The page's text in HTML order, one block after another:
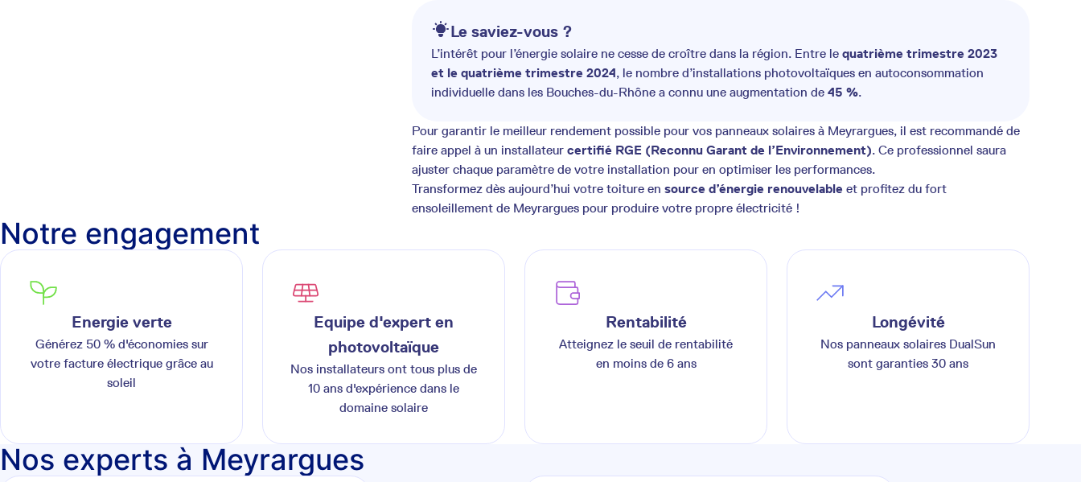
Le saviez-vous ?
L’intérêt pour l’énergie solaire ne cesse de croître dans la région. Entre le quatrième trimestre 2023
et le quatrième trimestre 2024, le nombre d’installations photovoltaïques en autoconsommation
individuelle dans les Bouches-du-Rhône a connu une augmentation de 45 %.
Pour garantir le meilleur rendement possible pour vos panneaux solaires à Meyrargues, il est recommandé de
faire appel à un installateur certifié RGE (Reconnu Garant de l’Environnement). Ce professionnel saura
ajuster chaque paramètre de votre installation pour en optimiser les performances.
Transformez dès aujourd’hui votre toiture en source d’énergie renouvelable et profitez du fort
ensoleillement de Meyrargues pour produire votre propre électricité !
Notre engagement
Energie verte
Générez 50 % d'économies sur
votre facture électrique grâce au
soleil
Equipe d'expert en
photovoltaïque
Nos installateurs ont tous plus de
10 ans d'expérience dans le
domaine solaire
Rentabilité
Atteignez le seuil de rentabilité
en moins de 6 ans
Longévité
Nos panneaux solaires DualSun
sont garanties 30 ans
Nos experts à Meyrargues